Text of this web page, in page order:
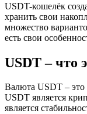
USDT-кошелёк
хранить свои
множество
есть свои
USDT – что
Валюта USDT – это
USDT является
является